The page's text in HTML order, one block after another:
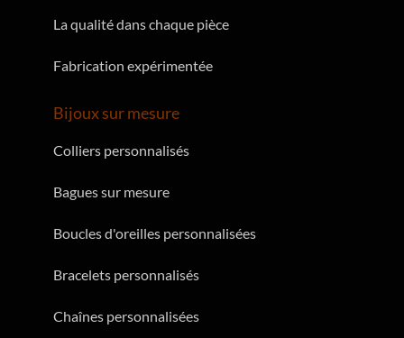
Bijoux sur mesure
Colliers personnalisés
Bagues sur mesure
Boucles d'oreilles personnalisées
Bracelets personnalisés
Chaînes personnalisées
La qualité dans chaque pièce
Fabrication expérimentée